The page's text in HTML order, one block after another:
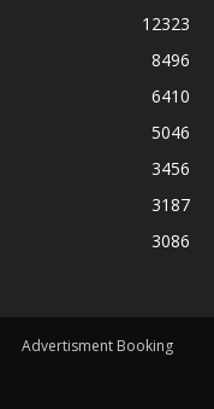
12323
8496
6410
5046
3456
3187
3086
Advertisment Booking